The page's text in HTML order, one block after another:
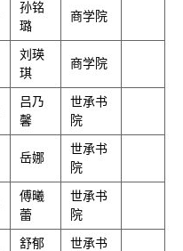
孙铭
璐
商学院
刘瑛
琪
商学院
吕乃
馨
世承书
院
岳娜
世承书
院
傅曦
蕾
世承书
院
舒郁
世承书